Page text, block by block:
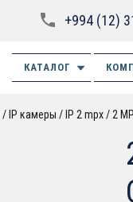
+994 (12)
КАТАЛОГ
IP камеры IP 2 mpx 2